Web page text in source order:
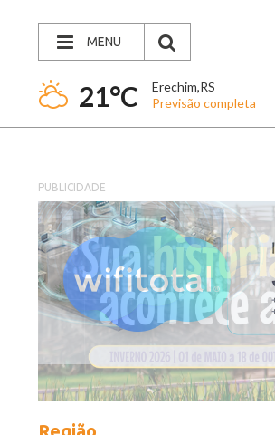
MENU
21°C
Erechim,RS
Previsão completa
PUBLICIDADE